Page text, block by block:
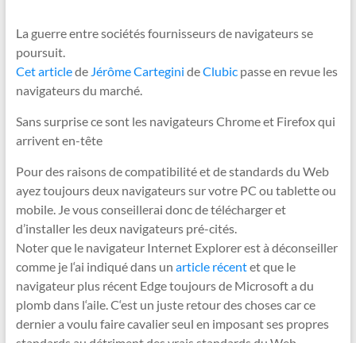
La guerre entre sociétés fournisseurs de navigateurs se
poursuit.
Cet articlede Jérôme Cartegini deClubicpasse en revue les
navigateurs du marché.
Sans surprise ce sont les navigateurs Chrome et Firefox qui
arrivent en-tête
Pour des raisons de compatibilité et de standards du Web
ayez toujours deux navigateurs sur votre PC ou tablette ou
mobile. Je vous conseillerai donc de télécharger et
d’installer les deux navigateurs pré-cités.
Noter que le navigateur Internet Explorer est à déconseiller
comme je l‘ai indiqué dans un article récentet que le
navigateur plus récent Edge toujours de Microsoft a du
plomb dans l‘aile. C‘est un juste retour des choses car ce
dernier a voulu faire cavalier seul en imposant ses propres